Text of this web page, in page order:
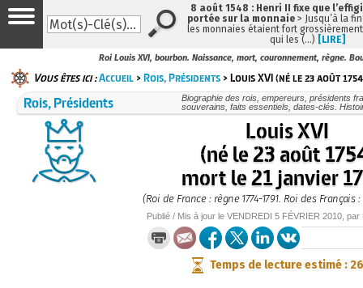
Roi Louis XVI, bourbon. Naissance, mort, couronnement, règne.
Vous êtes ici :Accueil >Rois, Présidents > Louis XVI (né le 23 août
Rois, Présidents
Biographie des rois, empereurs, présidents
souverains, faits essentiels, dates-clés.
Louis XVI
(né le 23 août
mort le 21 janvier
(Roi de France : règne 1774-1791. Roi des Français :
Publié / Mis à jour leVENDREDI 5 FÉVRIER 2010 , par
Temps de lecture estimé :
8 août 1548 : Henri II fixe que
portée sur la monnaie > Jusqu’à la
les monnaies étaient fort
qui les (…) [LIRE]